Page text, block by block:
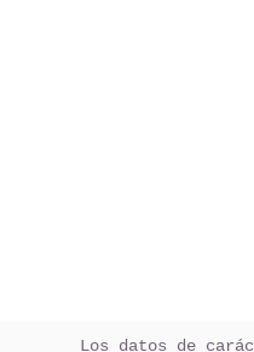
Los datos de